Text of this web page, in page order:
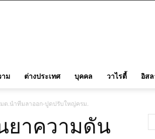
ม ต่างประเทศ บุคคล วาไรตี้ อิส
มต.นำทีมลาออก-ปูดปรับใหญ่ครม.
ยาความดัน